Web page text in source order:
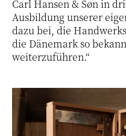
Carl Hansen & Søn in
Ausbildung unserer
dazu bei, die
die Dänemark so
weiterzuführen.“